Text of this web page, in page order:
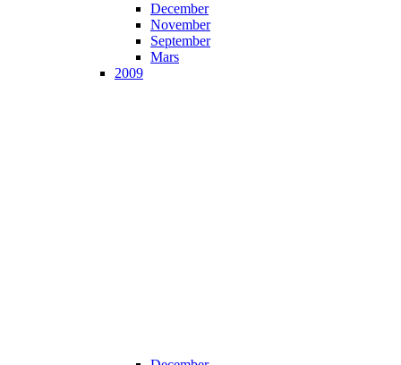
December
November
September
Mars
2009